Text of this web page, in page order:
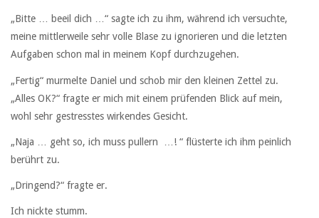
„Bitte … beeil dich …“ sagte ich zu ihm, während ich versuchte,
meine mittlerweile sehr volle Blase zu ignorieren und die letzten
Aufgaben schon mal in meinem Kopf durchzugehen.
„Fertig“ murmelte Daniel und schob mir den kleinen Zettel zu.
„Alles OK?“ fragte er mich mit einem prüfenden Blick auf mein,
wohl sehr gestresstes wirkendes Gesicht.
„Naja … geht so, ich muss pullern …! “ flüsterte ich ihm peinlich
berührt zu.
„Dringend?“ fragte er.
Ich nickte stumm.